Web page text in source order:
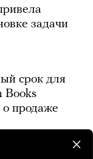
задачи
срок для
Books
продаже